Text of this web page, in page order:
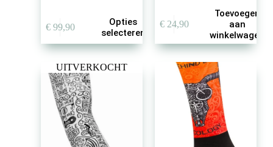
€99,90
Opties
selecteren
product
meerdere
variaties.
Deze
gekozen
worden
€24,90
Toevoegen
aan
winkelwagen
UITVERKOCHT